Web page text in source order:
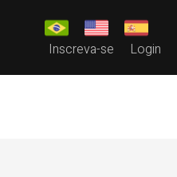
Inscreva-se Login